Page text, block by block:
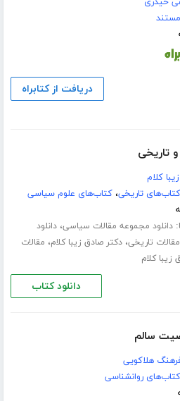
مستند
دریافت از کتابراه
تاریخی
کلام
کتاب‌های تاریخی،کتاب‌های علوم سیاسی
دانلود مجموعه مقالات سیاسی،دانلود
تاریخی،دکتر صادق زیبا کلام، مقالات
زیبا کلام
دانلود کتاب
سالم
هلاکویی
کتاب‌های روانشناسی